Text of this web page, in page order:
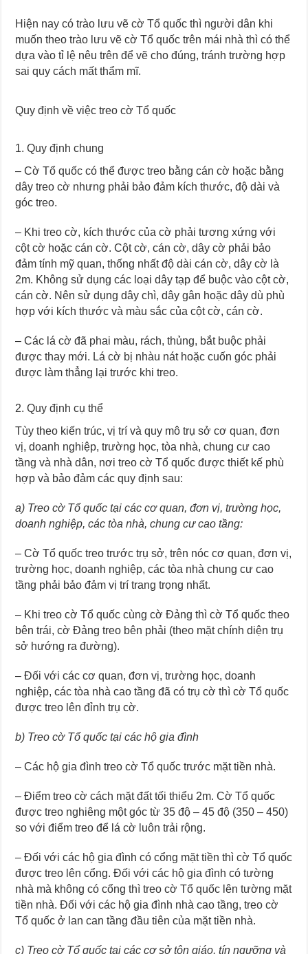
Hiện nay có trào lưu vẽ cờ Tổ quốc thì người dân khi
muốn theo trào lưu vẽ cờ Tổ quốc trên mái nhà thì có thể
dựa vào tỉ lệ nêu trên để vẽ cho đúng, tránh trường hợp
sai quy cách mất thẩm mĩ.
Quy định về việc treo cờ Tổ quốc
1. Quy định chung
– Cờ Tổ quốc có thể được treo bằng cán cờ hoặc bằng
dây treo cờ nhưng phải bảo đảm kích thước, độ dài và
góc treo.
– Khi treo cờ, kích thước của cờ phải tương xứng với
cột cờ hoặc cán cờ. Cột cờ, cán cờ, dây cờ phải bảo
đảm tính mỹ quan, thống nhất độ dài cán cờ, dây cờ là
2m. Không sử dụng các loại dây tạp để buộc vào cột cờ,
cán cờ. Nên sử dụng dây chì, dây gân hoặc dây dù phù
hợp với kích thước và màu sắc của cột cờ, cán cờ.
– Các lá cờ đã phai màu, rách, thủng, bắt buộc phải
được thay mới. Lá cờ bị nhàu nát hoặc cuốn góc phải
được làm thẳng lại trước khi treo.
2. Quy định cụ thể
Tùy theo kiến trúc, vị trí và quy mô trụ sở cơ quan, đơn
vị, doanh nghiệp, trường học, tòa nhà, chung cư cao
tầng và nhà dân, nơi treo cờ Tổ quốc được thiết kế phù
hợp và bảo đảm các quy định sau:
a) Treo cờ Tổ quốc tại các cơ quan, đơn vị, trường học,
doanh nghiệp, các tòa nhà, chung cư cao tầng:
– Cờ Tổ quốc treo trước trụ sở, trên nóc cơ quan, đơn vị,
trường học, doanh nghiệp, các tòa nhà chung cư cao
tầng phải bảo đảm vị trí trang trọng nhất.
– Khi treo cờ Tổ quốc cùng cờ Đảng thì cờ Tổ quốc theo
bên trái, cờ Đảng treo bên phải (theo mặt chính diện trụ
sở hướng ra đường).
– Đối với các cơ quan, đơn vị, trường học, doanh
nghiệp, các tòa nhà cao tầng đã có trụ cờ thì cờ Tổ quốc
được treo lên đỉnh trụ cờ.
b) Treo cờ Tổ quốc tại các hộ gia đình
– Các hộ gia đình treo cờ Tổ quốc trước mặt tiền nhà.
– Điểm treo cờ cách mặt đất tối thiểu 2m. Cờ Tổ quốc
được treo nghiêng một góc từ 35 độ – 45 độ (350 – 450)
so với điểm treo để lá cờ luôn trải rộng.
– Đối với các hộ gia đình có cổng mặt tiền thì cờ Tổ quốc
được treo lên cổng. Đối với các hộ gia đình có tường
nhà mà không có cổng thì treo cờ Tổ quốc lên tường mặt
tiền nhà. Đối với các hộ gia đình nhà cao tầng, treo cờ
Tổ quốc ở lan can tầng đầu tiên của mặt tiền nhà.
c) Treo cờ Tổ quốc tại các cơ sở tôn giáo, tín ngưỡng và